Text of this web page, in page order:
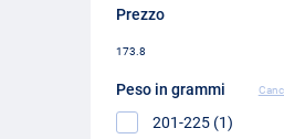
Prezzo
173.8
Peso in grammi
201-225 (1)